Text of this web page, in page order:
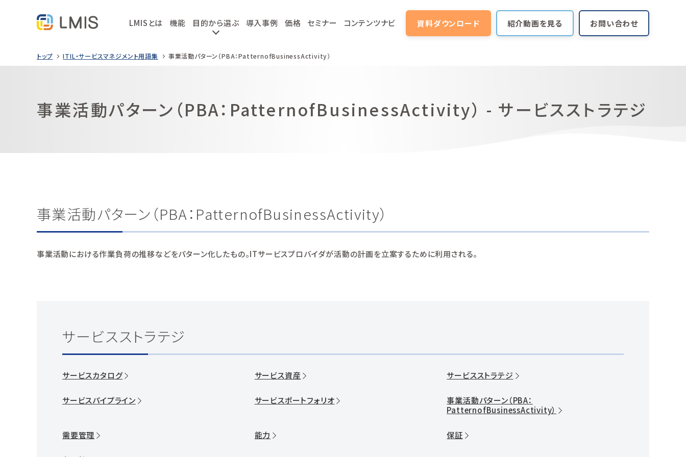
LMISとは 機能 目的から選ぶ 導入事例 価格 セミナー コンテンツナビ 資料ダウンロード 紹介動画を見る お問い合わせ
トップ ITIL・サービスマネジメント用語集 事業活動パターン（PBA：PatternofBusinessActivity）
事業活動パターン（PBA：PatternofBusinessActivity） - サービスストラテジ
事業活動パターン（PBA：PatternofBusinessActivity）
事業活動における作業負荷の推移などをパターン化したもの。ITサービスプロバイダが活動の計画を立案するために利用される。
サービスストラテジ
サービスカタログ サービス資産 サービスストラテジ
サービスパイプライン サービスポートフォリオ
事業活動パターン（PBA：
PatternofBusinessActivity）
需要管理 能力 保証